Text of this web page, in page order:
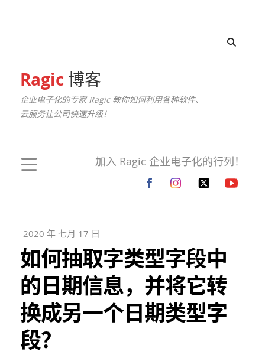
Ragic博客
企业电子化的专家 Ragic 教你如何利用各种软件、
云服务让公司快速升级！
加入 Ragic 企业电子化的行列！
2020 年 七月 17 日
如何抽取字类型字段中
的日期信息，并将它转
换成另一个日期类型字
段？